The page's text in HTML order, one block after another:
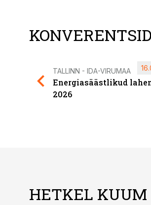
KONVERENTSID
TALLINN - IDA-VIRUMAA
Energiasäästlikud
2026
HETKEL KUUM